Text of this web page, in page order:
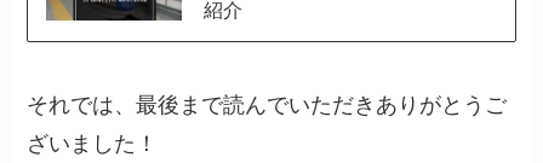
紹介
それでは、最後まで読んでいただきありがとうご
ざいました！